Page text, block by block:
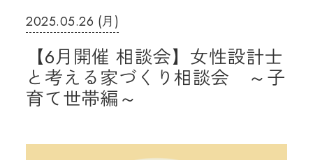
2025.05.26 (月)
【6月開催 相談会】女性設計士
と考える家づくり相談会 ～子
育て世帯編～